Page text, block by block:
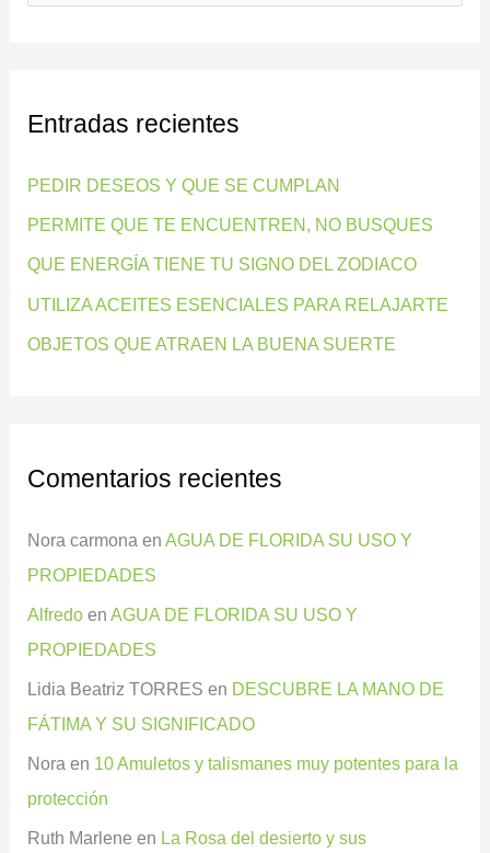
a
p
o
r
:
Entradas recientes
PEDIR DESEOS Y QUE SE CUMPLAN
PERMITE QUE TE ENCUENTREN, NO BUSQUES
QUE ENERGÍA TIENE TU SIGNO DEL ZODIACO
UTILIZA ACEITES ESENCIALES PARA RELAJARTE
OBJETOS QUE ATRAEN LA BUENA SUERTE
Comentarios recientes
Nora carmona enAGUA DE FLORIDA SU USO Y
PROPIEDADES
Alfredo enAGUA DE FLORIDA SU USO Y
PROPIEDADES
Lidia Beatriz TORRES en DESCUBRE LA MANO DE
FÁTIMA Y SU SIGNIFICADO
Nora en 10 Amuletos y talismanes muy potentes para la
protección
Ruth Marlene en La Rosa del desierto y sus